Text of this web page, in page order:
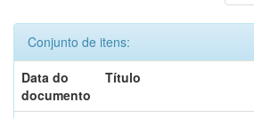
Conjunto de itens:
Data do
documento
Título